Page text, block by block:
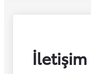
İletişim